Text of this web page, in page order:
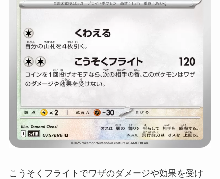
こうそくフライトでワザのダメージや効果を受け